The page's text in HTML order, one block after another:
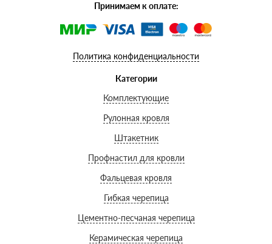
Принимаем к оплате:
Политика конфиденциальности
Категории
Комплектующие
Рулонная кровля
Штакетник
Профнастил для кровли
Фальцевая кровля
Гибкая черепица
Цементно-песчаная черепица
Керамическая черепица